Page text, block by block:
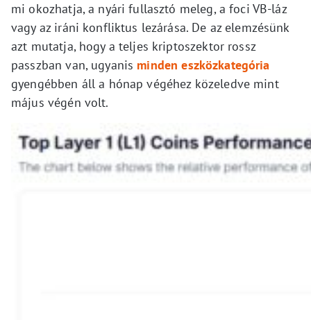
mi okozhatja, a nyári fullasztó meleg, a foci VB-láz
vagy az iráni konfliktus lezárása. De az elemzésünk
azt mutatja, hogy a teljes kriptoszektor rossz
passzban van, ugyanis minden eszközkategória
gyengébben áll a hónap végéhez közeledve mint
május végén volt.